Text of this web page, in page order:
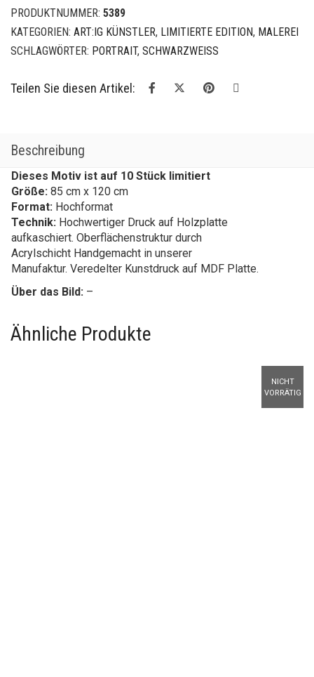
IV
Menge
PRODUKTNUMMER: 5389
KATEGORIEN: ART:IG KÜNSTLER, LIMITIERTE EDITION, MALEREI
SCHLAGWÖRTER: PORTRAIT, SCHWARZWEISS
Teilen Sie diesen Artikel:
Beschreibung
Dieses Motiv ist auf 10 Stück limitiert
Größe: 85 cm x 120 cm
Format: Hochformat
Technik: Hochwertiger Druck auf Holzplatte
aufkaschiert. Oberflächenstruktur durch
Acrylschicht Handgemacht in unserer
Manufaktur. Veredelter Kunstdruck auf MDF Platte.
Über das Bild: –
Ähnliche Produkte
NICHT
VORRÄTIG